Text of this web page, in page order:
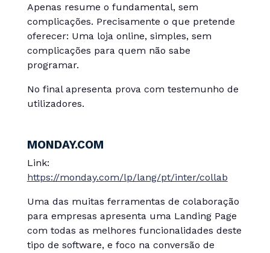
Apenas resume o fundamental, sem
complicações. Precisamente o que pretende
oferecer: Uma loja online, simples, sem
complicações para quem não sabe
programar.
No final apresenta prova com testemunho de
utilizadores.
MONDAY.COM
Link:
https://monday.com/lp/lang/pt/inter/collab
Uma das muitas ferramentas de colaboração
para empresas apresenta uma Landing Page
com todas as melhores funcionalidades deste
tipo de software, e foco na conversão de